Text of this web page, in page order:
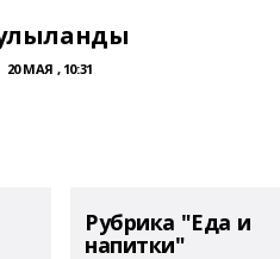
20 МАЯ , 10:31
Рубрика "Еда и
напитки"